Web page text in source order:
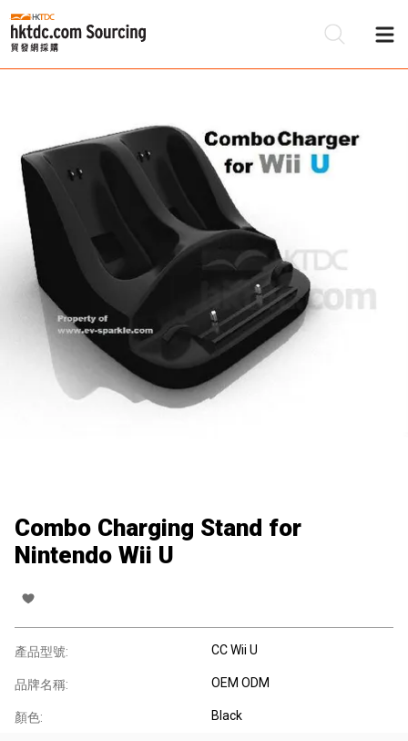
Combo Charging Stand for
Nintendo Wii U
產品型號: CC Wii U
品牌名稱: OEM ODM
顏色: Black